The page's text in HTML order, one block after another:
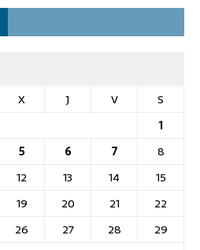
X J V
S
1
5 6 7
8
12 13 14
15
19 20 21
22
26 27 28
29